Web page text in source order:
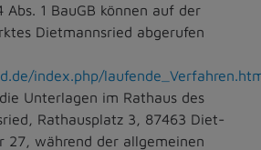
Abs. 1 BauGB können auf der
Dietmannsried abgerufen
index.php/
Unterlagen im Rathaus des
Rathausplatz 3, 87463 Diet-
27, während der allgemeinen